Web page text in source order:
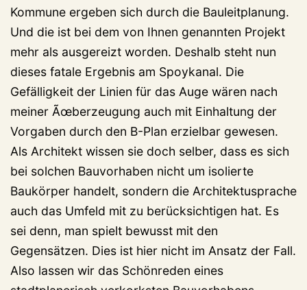
Kommune ergeben sich durch die Bauleitplanung.
Und die ist bei dem von Ihnen genannten Projekt
mehr als ausgereizt worden. Deshalb steht nun
dieses fatale Ergebnis am Spoykanal. Die
Gefälligkeit der Linien für das Auge wären nach
meiner Ãœberzeugung auch mit Einhaltung der
Vorgaben durch den B-Plan erzielbar gewesen.
Als Architekt wissen sie doch selber, dass es sich
bei solchen Bauvorhaben nicht um isolierte
Baukörper handelt, sondern die Architektusprache
auch das Umfeld mit zu berücksichtigen hat. Es
sei denn, man spielt bewusst mit den
Gegensätzen. Dies ist hier nicht im Ansatz der Fall.
Also lassen wir das Schönreden eines